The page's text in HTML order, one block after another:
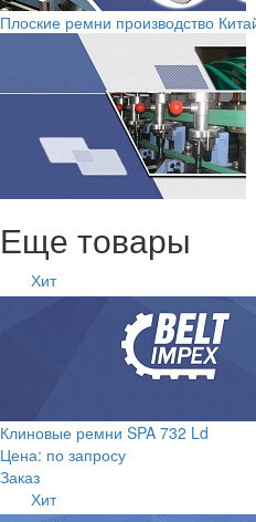
Плоские ремни производство
Еще товары
Хит
Клиновые ремни SPA 732 Ld
Цена: по запросу
Заказ
Хит